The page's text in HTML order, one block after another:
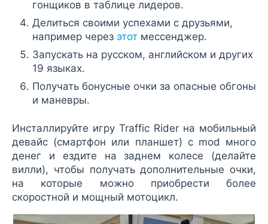
гонщиков в таблице лидеров.
Делиться своими успехами с друзьями,
например через этот мессенджер.
Запускать на русском, английском и других
19 языках.
Получать бонусные очки за опасные обгоны
и маневры.
Инсталлируйте игру Traffic Rider на мобильный
девайс (смартфон или планшет) с mod много
денег и ездите на заднем колесе (делайте
вилли), чтобы получать дополнительные очки,
на которые можно приобрести более
скоростной и мощный мотоцикл.